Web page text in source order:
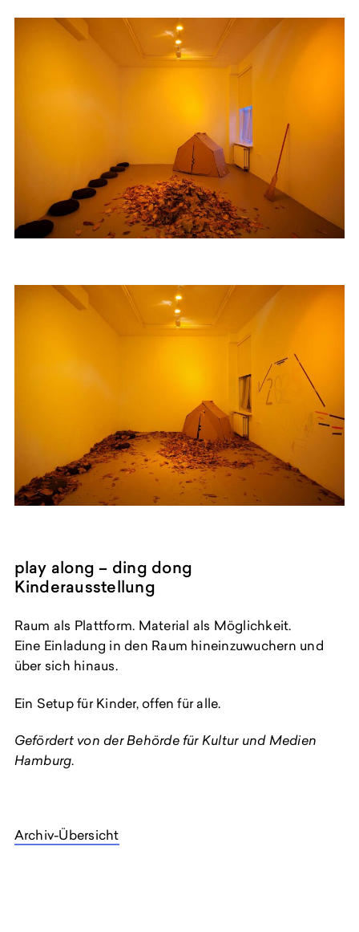
play along – ding dong
Kinderausstellung
Raum als Plattform. Material als Möglichkeit.
Eine Einladung in den Raum hineinzuwuchern und
über sich hinaus.
Ein Setup für Kinder, offen für alle.
Gefördert von der Behörde für Kultur und Medien
Hamburg.
Archiv-Übersicht